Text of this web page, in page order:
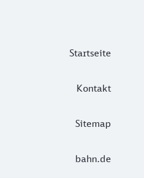
Startseite
Kontakt
Sitemap
bahn.de